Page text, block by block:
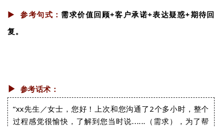
▶︎ 参考句式： 需求价值回顾+客户承诺+表达疑惑+期待回
复。
▶︎ 参考话术：
“xx先生／女士，您好！上次和您沟通了2个多小时，整个
过程感觉很愉快，了解到您当时说......（需求），为了帮